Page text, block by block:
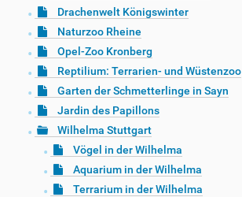
Drachenwelt Königswinter
Naturzoo Rheine
Opel-Zoo Kronberg
Reptilium: Terrarien- und Wüstenzoo
Garten der Schmetterlinge in Sayn
Jardin des Papillons
Wilhelma Stuttgart
Vögel in der Wilhelma
Aquarium in der Wilhelma
Terrarium in der Wilhelma